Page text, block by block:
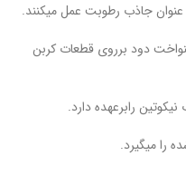
عنوان جاذب رطوبت عمل میکنند.
دود برروی قطعات کربن
رابرعهده دارد.
را میگیرد.